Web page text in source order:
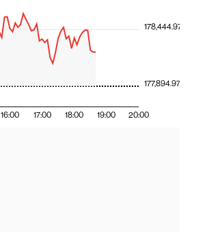
16:00 17:00 18:00 19:00 20:00
177,894.97
178,444.97